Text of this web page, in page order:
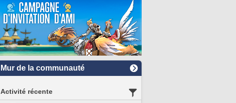
Mur de la communauté
Activité récente